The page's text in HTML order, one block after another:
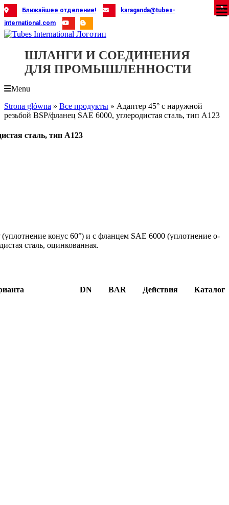
Skip
to
content
Ближайшее отделение!
karaganda@tubes-
international.com
ШЛАНГИ И СОЕДИНЕНИЯ
ДЛЯ ПРОМЫШЛЕННОСТИ
Menu
Strona główna » Все продукты » Адаптер 45° с наружной
резьбой BSP/фланец SAE 6000, углеродистая сталь, тип A123
сталь, тип A123
конус 60°) и с фланцем SAE 6000 (уплотнение о-
сталь, оцинкованная.
DN BAR Действия Каталог
X
X
X
X
X
X
X
X
X
X
X
X
X
X
X
X
X
X
X